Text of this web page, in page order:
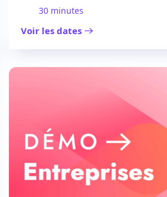
30 minutes
Voir les dates